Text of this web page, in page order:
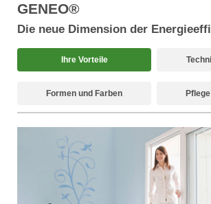
GENEO®
Die neue Dimension der
Ihre Vorteile
Formen und Farben